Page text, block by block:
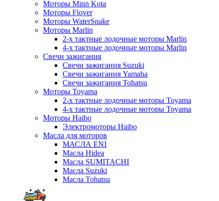
Моторы Minn Kota
Моторы Flover
Моторы WaterSnake
Моторы Marlin
2-х тактные лодочные моторы Marlin
4-х тактные лодочные моторы Marlin
Свечи зажигания
Свечи зажигания Suzuki
Свечи зажигания Yamaha
Свечи зажигания Tohatsu
Моторы Toyama
2-х тактные лодочные моторы Toyama
4-х тактные лодочные моторы Toyama
Моторы Haibo
Электромоторы Haibo
Масла для моторов
МАСЛА ENI
Масла Hidea
Масла SUMITACHI
Масла Suzuki
Масла Tohatsu